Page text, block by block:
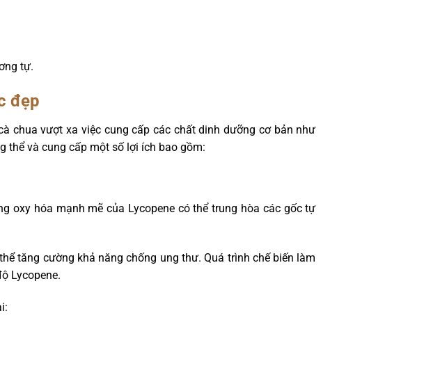
tự.
đẹp
chua vượt xa việc cung cấp các chất dinh dưỡng cơ bản như
thể và cung cấp một số lợi ích bao gồm:
oxy hóa mạnh mẽ của Lycopene có thể trung hòa các gốc tự
tăng cường khả năng chống ung thư. Quá trình chế biến làm
Lycopene.